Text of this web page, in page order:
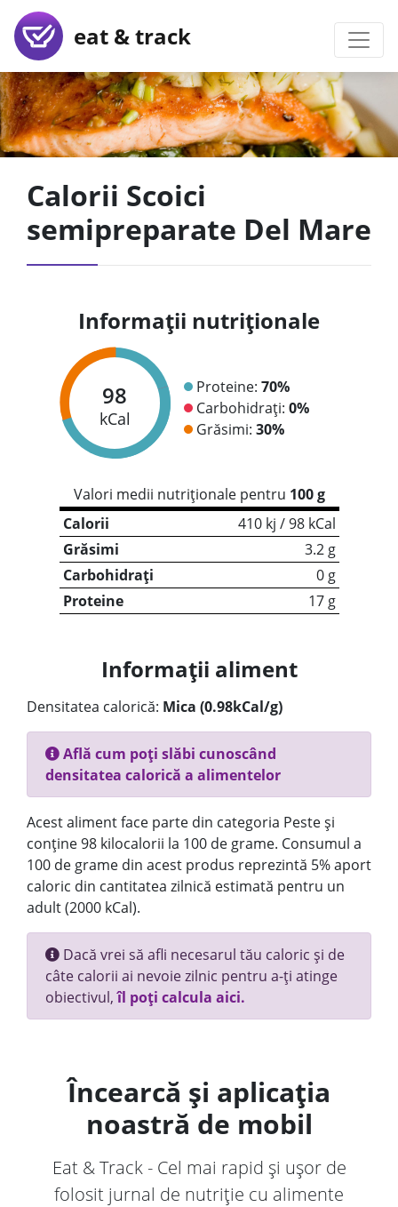
eat & track
Calorii Scoici
semipreparate Del Mare
Informații nutriționale
98
kCal
Proteine: 70%
Carbohidrați: 0%
Grăsimi: 30%
Valori medii nutriționale pentru 100 g
Calorii
410 kj / 98 kCal
Grăsimi
3.2 g
Carbohidrați
0 g
Proteine
17 g
Informații aliment
Densitatea calorică: Mica (0.98kCal/g)
Află cum poți slăbi cunoscând
densitatea calorică a alimentelor
Acest aliment face parte din categoria Peste și
conține 98 kilocalorii la 100 de grame. Consumul a
100 de grame din acest produs reprezintă 5% aport
caloric din cantitatea zilnică estimată pentru un
adult (2000 kCal).
Dacă vrei să afli necesarul tău caloric și de
câte calorii ai nevoie zilnic pentru a-ți atinge
obiectivul,îl poți calcula aici.
Încearcă și aplicația
noastră de mobil
Eat & Track - Cel mai rapid și ușor de
folosit jurnal de nutriție cu alimente